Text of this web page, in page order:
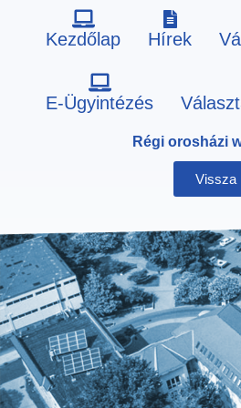
Kezdőlap Hírek
E-Ügyintézés
Régi orosházi
Vissza